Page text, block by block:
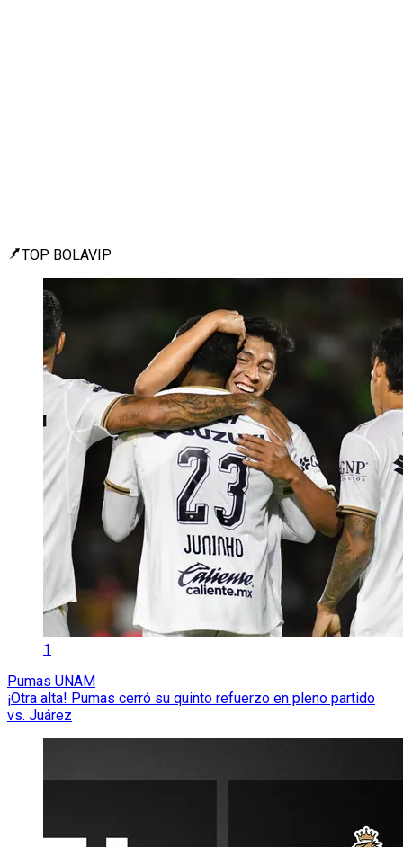
TOP BOLAVIP
1
Pumas UNAM
¡Otra alta! Pumas cerró su quinto refuerzo en pleno partido
vs. Juárez